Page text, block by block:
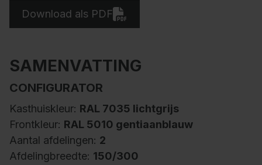
Download als PDF
SAMENVATTING
CONFIGURATOR
Kasthuiskleur: RAL 7035 lichtgrijs
Frontkleur: RAL 5010 gentiaanblauw
Aantal afdelingen: 2
Afdelingbreedte: 150/300